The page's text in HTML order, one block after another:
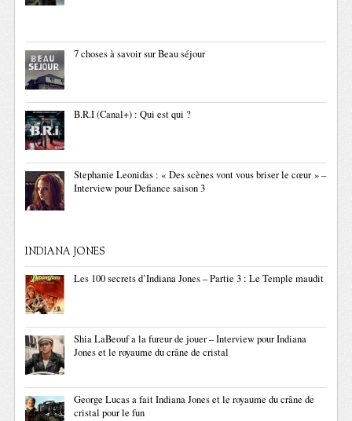
7 choses à savoir sur Beau séjour
B.R.I (Canal+) : Qui est qui ?
Stephanie Leonidas : « Des scènes vont vous briser le cœur » –
Interview pour Defiance saison 3
INDIANA JONES
Les 100 secrets d’Indiana Jones – Partie 3 : Le Temple maudit
Shia LaBeouf a la fureur de jouer – Interview pour Indiana
Jones et le royaume du crâne de cristal
George Lucas a fait Indiana Jones et le royaume du crâne de
cristal pour le fun